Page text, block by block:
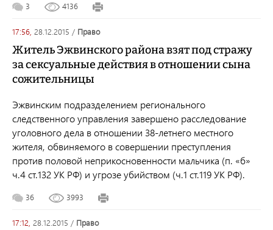
3 4136
17:56, 28.12.2015 / право
Житель Эжвинского района взят под стражу
за сексуальные действия в отношении сына
сожительницы
Эжвинским подразделением регионального
следственного управления завершено расследование
уголовного дела в отношении 38-летнего местного
жителя, обвиняемого в совершении преступления
против половой неприкосновенности мальчика (п. «б»
ч.4 ст.132 УК РФ) и угрозе убийством (ч.1 ст.119 УК РФ).
36 3993
17:12, 28.12.2015 / право